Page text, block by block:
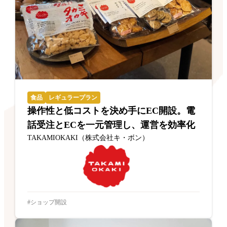
食品 レギュラープラン
操作性と低コストを決め手にEC開設。電
話受注とECを一元管理し、運営を効率化
TAKAMIOKAKI（株式会社キ・ボン）
ショップ開設